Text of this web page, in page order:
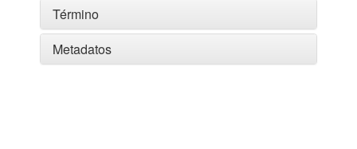
Término
Metadatos